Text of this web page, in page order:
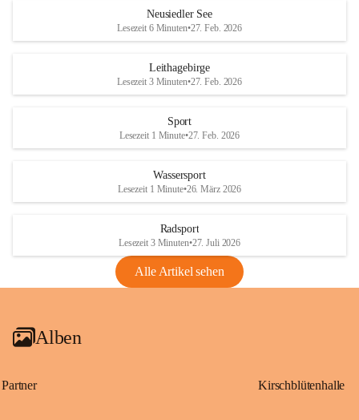
S
und den daraus folgenden wirtschaftlichen
Maßnahmen zur Bekämpfung
Rebe und der Amerikanischen
Anhang VBl. EU Nr. 18
1 Seite•1,4 MB
VBl. EU Nr. 18_2026
r
S
Neusiedler See
Lesezeit 6 Minuten•27. Feb. 2026
Leithagebirge
Lesezeit 3 Minuten•27. Feb. 2026
Sport
Lesezeit 1 Minute•27. Feb. 2026
Wassersport
Lesezeit 1 Minute•26. März 2026
Radsport
Lesezeit 3 Minuten•27. Juli 2026
Alle Artikel sehen
Alben
Partner Kirschblütenhalle